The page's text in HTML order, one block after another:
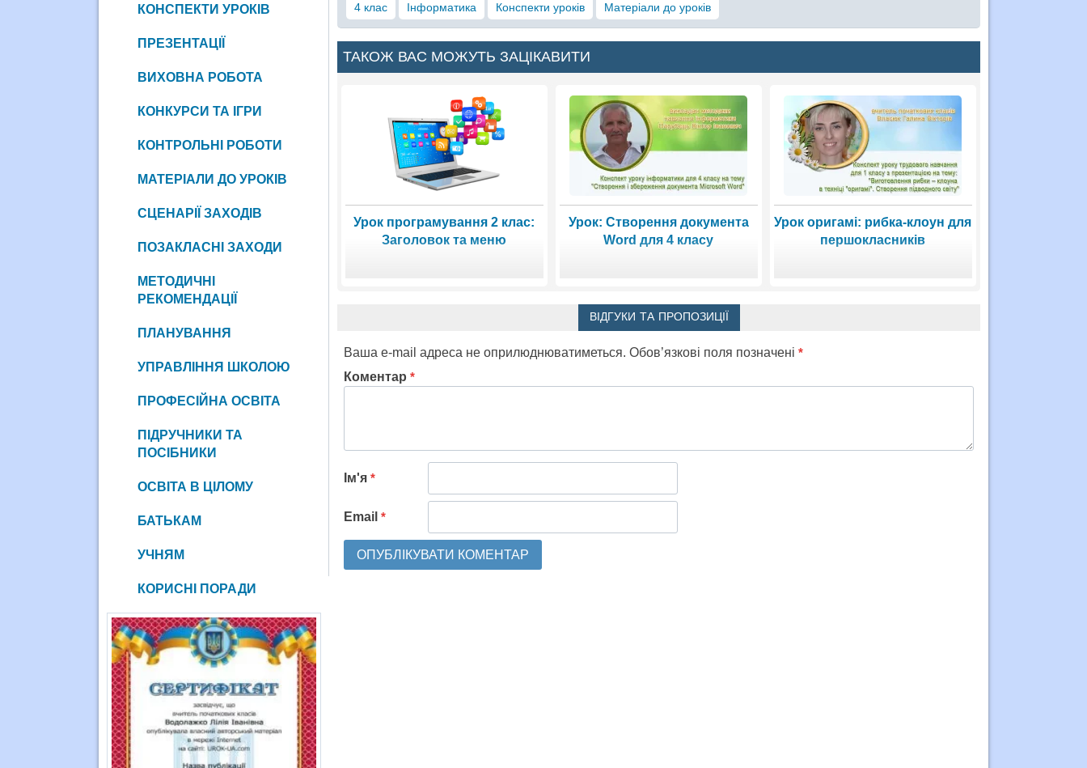
4 клас Інформатика Конспекти уроків Матеріали до уроків
ТАКОЖ ВАС МОЖУТЬ ЗАЦІКАВИТИ
Урок програмування 2 клас:
Заголовок та меню
Урок: Створення документа
Word для 4 класу
Урок оригамі: рибка-клоун для
першокласників
ВІДГУКИ ТА ПРОПОЗИЦІЇ
Ваша e-mail адреса не оприлюднюватиметься. Обов’язкові поля позначені *
Коментар *
Ім'я *
Email *
КОНСПЕКТИ УРОКІВ
ПРЕЗЕНТАЦІЇ
ВИХОВНА РОБОТА
КОНКУРСИ ТА ІГРИ
КОНТРОЛЬНІ РОБОТИ
МАТЕРІАЛИ ДО УРОКІВ
СЦЕНАРІЇ ЗАХОДІВ
ПОЗАКЛАСНІ ЗАХОДИ
МЕТОДИЧНІ
РЕКОМЕНДАЦІЇ
ПЛАНУВАННЯ
УПРАВЛІННЯ ШКОЛОЮ
ПРОФЕСІЙНА ОСВІТА
ПІДРУЧНИКИ ТА
ПОСІБНИКИ
ОСВІТА В ЦІЛОМУ
БАТЬКАМ
УЧНЯМ
КОРИСНІ ПОРАДИ